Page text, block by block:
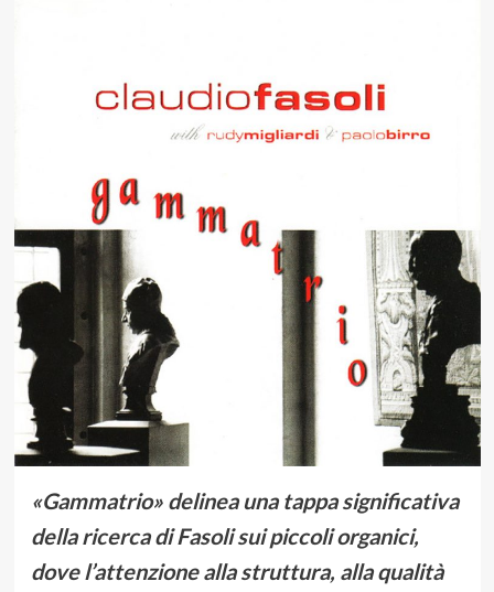
«Gammatrio» delinea una tappa significativa
della ricerca di Fasoli sui piccoli organici,
dove l’attenzione alla struttura, alla qualità